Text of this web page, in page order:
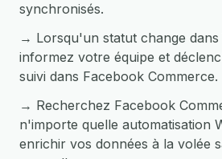
synchronisés.
→ Lorsqu'un statut change dans
informez votre équipe et
suivi dans Facebook Commerce.
→ Recherchez Facebook
n'importe quelle automatisation
enrichir vos données à la volée